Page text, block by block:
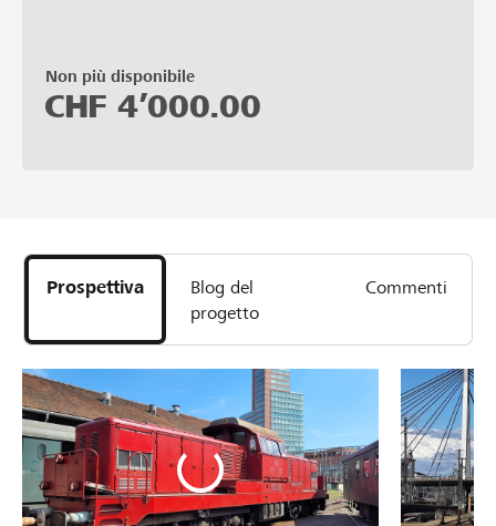
Non più disponibile
CHF 4’000.00
Prospettiva
Blog del
progetto
Commenti